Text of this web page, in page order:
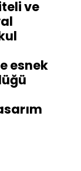
ve
esnek